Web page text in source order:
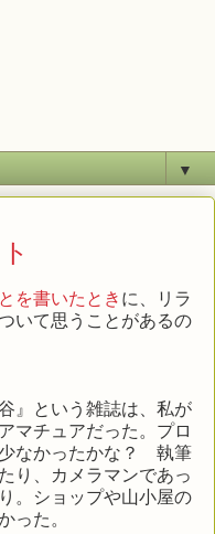
▼
を書いたとき に、リラ
いて思うことがあるの
』という雑誌は、私が
マチュアだった。プロ
なかったかな？ 執筆
り、カメラマンであっ
。ショップや山小屋の
った。